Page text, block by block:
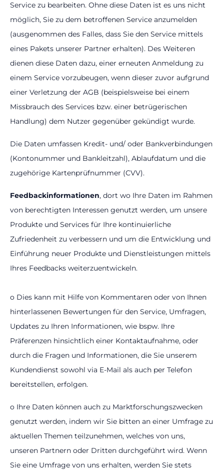
Service zu bearbeiten. Ohne diese Daten ist es uns nicht
möglich, Sie zu dem betroffenen Service anzumelden
(ausgenommen des Falles, dass Sie den Service mittels
eines Pakets unserer Partner erhalten). Des Weiteren
dienen diese Daten dazu, einer erneuten Anmeldung zu
einem Service vorzubeugen, wenn dieser zuvor aufgrund
einer Verletzung der AGB (beispielsweise bei einem
Missbrauch des Services bzw. einer betrügerischen
Handlung) dem Nutzer gegenüber gekündigt wurde.
Die Daten umfassen Kredit- und/ oder Bankverbindungen
(Kontonummer und Bankleitzahl), Ablaufdatum und die
zugehörige Kartenprüfnummer (CVV).
Feedbackinformationen, dort wo Ihre Daten im Rahmen
von berechtigten Interessen genutzt werden, um unsere
Produkte und Services für Ihre kontinuierliche
Zufriedenheit zu verbessern und um die Entwicklung und
Einführung neuer Produkte und Dienstleistungen mittels
Ihres Feedbacks weiterzuentwickeln.
o Dies kann mit Hilfe von Kommentaren oder von Ihnen
hinterlassenen Bewertungen für den Service, Umfragen,
Updates zu Ihren Informationen, wie bspw. Ihre
Präferenzen hinsichtlich einer Kontaktaufnahme, oder
durch die Fragen und Informationen, die Sie unserem
Kundendienst sowohl via E-Mail als auch per Telefon
bereitstellen, erfolgen.
o Ihre Daten können auch zu Marktforschungszwecken
genutzt werden, indem wir Sie bitten an einer Umfrage zu
aktuellen Themen teilzunehmen, welches von uns,
unseren Partnern oder Dritten durchgeführt wird. Wenn
Sie eine Umfrage von uns erhalten, werden Sie stets